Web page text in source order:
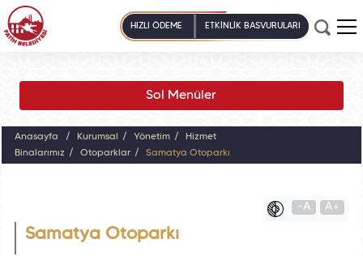
HIZLI ÖDEME ETKİNLİK BAŞVURULARI
Sol Menüler
Anasayfa Kurumsal Yönetim
Hizmet
Binalarımız
Otoparklar Samatya Otoparkı
-A A+
Samatya Otoparkı